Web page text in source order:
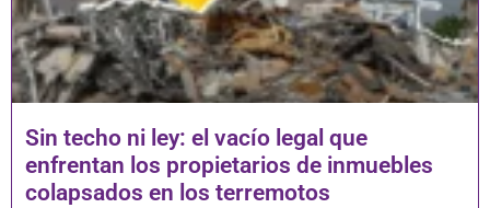
Sin techo ni ley: el vacío legal que
enfrentan los propietarios de inmuebles
colapsados en los terremotos